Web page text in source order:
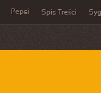
Pepsi Spis Treści